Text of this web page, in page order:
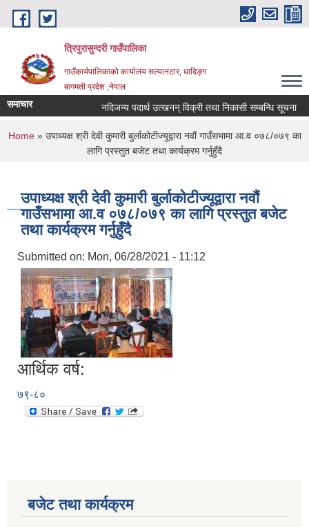
Skip to main content
त्रिपुरासुन्दरी गाउँपालिका
गाउँकार्यपालिकाको कार्यालय सल्यानटार, धादिङ्ग
बागमती प्रदेश ,नेपाल
समाचार नदिजन्य पदार्थ उत्खनन् विक्री तथा निकासी सम्बन्धि सूचना
You are here
Home» उपाध्यक्ष श्री देवी कुमारी बुर्लाकोटीज्यूद्वारा नवौं गाउँसभामा आ.व ०७८/०७९ का
लागि प्रस्तुत बजेट तथा कार्यक्रम गर्नुहुँदै
उपाध्यक्ष श्री देवी कुमारी बुर्लाकोटीज्यूद्वारा नवौं
गाउँसभामा आ.व ०७८/०७९ का लागि प्रस्तुत बजेट
तथा कार्यक्रम गर्नुहुँदै
Submitted on: Mon, 06/28/2021 - 11:12
आर्थिक वर्ष:
७९-८०
बजेट तथा कार्यक्रम